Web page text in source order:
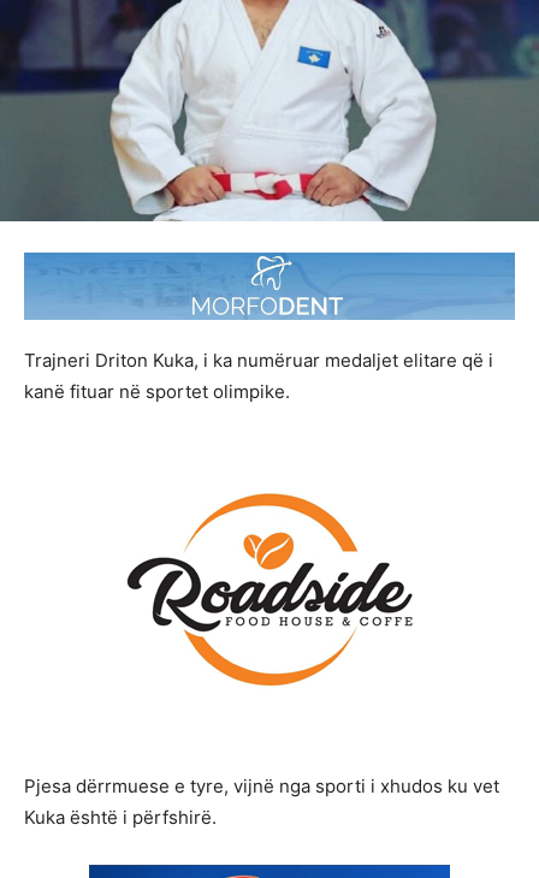
Trajneri Driton Kuka, i ka numëruar medaljet elitare që i
kanë fituar në sportet olimpike.
Pjesa dërrmuese e tyre, vijnë nga sporti i xhudos ku vet
Kuka është i përfshirë.